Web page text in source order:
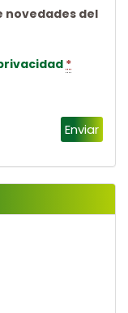
novedades del
*
Enviar